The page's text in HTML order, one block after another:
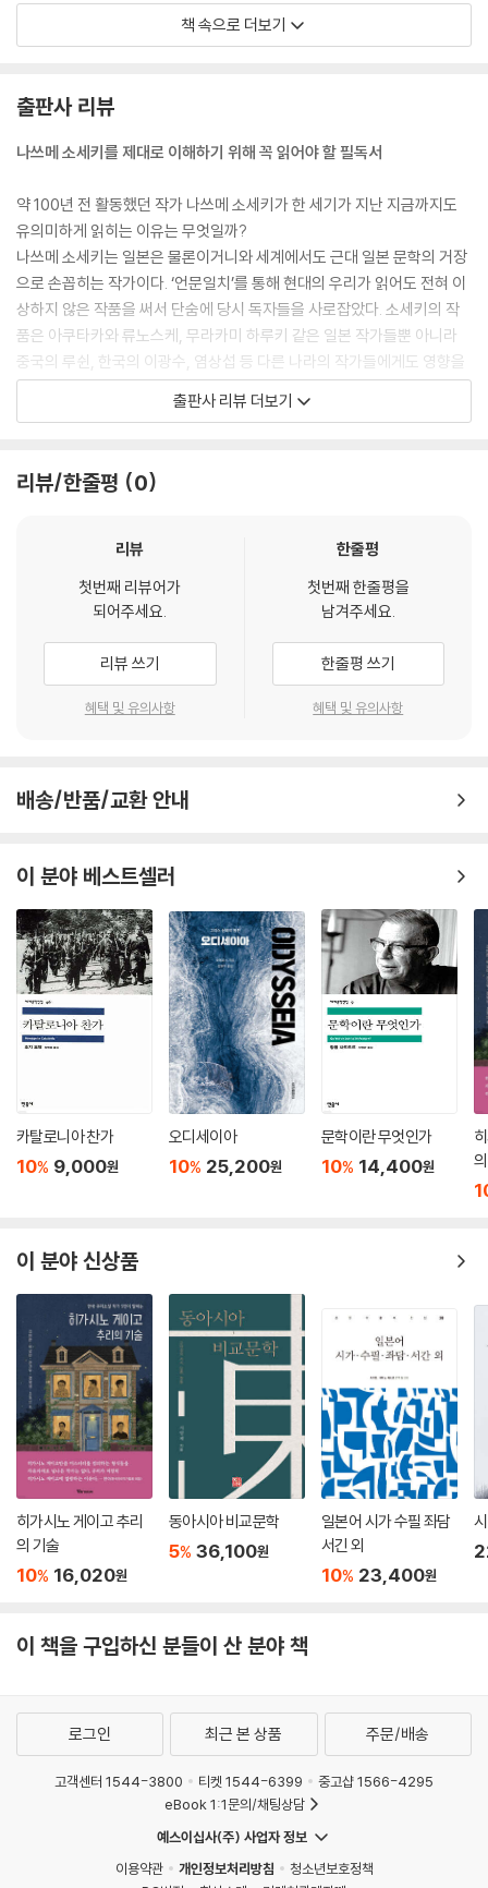
는 지방이나 직업, 계급 같은 소구분으로 나뉘어있다. 구체적인 국가는 대
개 이러한데, 이런 상호관계의 그물눈을 모두 무시하고 인구만 남겨서 생
현재 일본의 사회 상태가 어떤지를 살펴보면 현재 대단한 속도로 변하고
고 있습니다. 한순간도 쉬지 않고 계속 운전하면서 앞으로 나아가고 있습
니다. 때문에, 오늘날의 사회 상태와 20년 전, 30년 전의 사회 상태는 매우
그 분위기가 다릅니다. 다르므로 우리의 내면도 달라지고 있습니다. 이미
내면이 달라지고 있다면 그것을 통일하는 형식이라는 것도 자연히 이와 조
금은 어긋나야 합니다. 만약 그 형식을 약간이라도 변형시키지 않은 채 원
래대로 고정해둔다면, 그 상태로 계속해서 그 형식 안에 끊임없이 변화할
우리 삶의 내용을 억지로 밀어 넣으려고 한다면, 결국 실패할 것임이 뻔히
눈에 보입니다.
본적으로 명확히 하지 않는 한, 스스로가 자신을 구제할 길이 없다는 사실
비로소 인지하게 되었던 것입니다. 제가 지금 말하고 있는 ‘타인 본위’라는
것은, 예컨대 자신이 직접 자신의 술을 마시고 평가하는 것이 아니라 자신
의 술을 대신 마신 다른 사람의 품평을 듣고 설령 그것이 이치에 맞지 않더
라도 그대로 받아들이는, 그야말로 ‘타인 흉내 내기’를 가리킵니다.
저는 이 ‘자기 본위’라는 말을 포착하게 된 후 무척 강해졌습니다. ‘그들은
길잡이가 되어준 것은, 실은 이 ‘자기 본위’라는 네 글자였습니다.
현재의 내 머리를 지배하고 미래의 나의 일에 영향을 끼치는 것은 애석하
편에서 가져다주었던 사상이다. 어느 날 나는 내 서재에 앉아 사방에 꽂혀
있는 책장을 바라보았다. 그 안을 가득 메우고 있는 금박으로 된 이름이 하
나같이 서양어라는 사실을 깨닫고 깜짝 놀란 적이 있다. (중략) 문득 정신
을 차리고 보니 이런 것들은 모두 외국인들이 작성한 사상을 파란색이나
빨간색 표지로 철해 완성시킨 책들에 불과했다. 단순히 그런 것들을 소유
하고 있다는 점에서 약간 부자라는 생각이 들었는데, 알고 보니 그것은 부
모의 유산을 물려받아 부유해진 것이 아니라 남의 집 양자로 들어가 낯선
이에게 얻게 된 재산이었다.
--- p.247
생길 것이다. 일본인은 일시적인 충동으로 모든 풍속을 버린 후, 다시금 내
버렸던 것들을 주워 모으는 중이다. 하이쿠는 버려졌다가 부활했다. 다도
는 배척당했다가 부활했다.
--- p.357
이 사실을 깨닫지 못한 채, 메이지 40년이 유신의 위업을 대성한 시일이라
고 생각해 자신이야말로 공신이든 모범이라고 한다면, 이른바 자만심과 광
기를 겸비한 바보이자 병자일 것이다. 40년이 흐른 오늘까지, 모범이 되어
야 마땅할 자는, 단 한 사람도 없다. 우리는 너희를 모범으로 삼을 정도로
자잘한 인간이 아니다.
--- p.375
공부하고 있습니까? 글은 쓰고 있습니까? 두 사람은 새로운 시대의 작가
니다. 부디 훌륭한 사람이 되어주세요. 하지만 너무 조바심을 낼 필요는 없
습니다. 그저 소처럼 초연하게(넉살 좋게) 나아가는 자세가 중요합니다.
턱대고 외래어에 납작 엎드리는 버릇은 버렸으면 합니다.
--- p.408
책 속으로 더보기
출판사 리뷰
나쓰메 소세키를 제대로 이해하기 위해 꼭 읽어야 할 필독서
약 100년 전 활동했던 작가 나쓰메 소세키가 한 세기가 지난 지금까지도
유의미하게 읽히는 이유는 무엇일까?
나쓰메 소세키는 일본은 물론이거니와 세계에서도 근대 일본 문학의 거장
으로 손꼽히는 작가이다. ‘언문일치’를 통해 현대의 우리가 읽어도 전혀 이
상하지 않은 작품을 써서 단숨에 당시 독자들을 사로잡았다. 소세키의 작
품은 아쿠타카와 류노스케, 무라카미 하루키 같은 일본 작가들뿐 아니라
중국의 루쉰, 한국의 이광수, 염상섭 등 다른 나라의 작가들에게도 영향을
미쳤다.
민 작가가 된 까닭은 그의 작품들뿐 아니라, 『나쓰메 소세키, 문명을 논하
있었기 때문이다. 책 곳곳에 맹목적으로 서양식 근대화를 추종하는 우스꽝
입장 즉 ‘자기 본위’를 강조한다. 서양과 마주하며 ‘개인’을 인식하는 지점
의 발견이라고 볼 수 있다. 이러한 성찰로 인해 그는 일본 문학의 아버지라
는 평가까지 받게 된 것이다.
그렇기에 나쓰메 소세키의 정수를 맛보기 위해서는 그의 소설들뿐 아니라
이 책까지 함께 읽어야 그를 제대로 이해할 수 있다 하겠다.
대 문명에 대한 자아 성찰적 측면을 생각할 수 있다는 데 큰 가치가 있겠다.
이 책은 여전히 서구 지향적으로 모든 기술과 문화가 발달하는 시기에 짧
은 시간에 이뤄낸 근대화를 넘어 우리 사회의 나아갈 길을 고민하는 방향
성을 제시할 것이다.
출판사 리뷰 더보기
리뷰/한줄평 0
리뷰
첫번째 리뷰어가
되어주세요.
리뷰 쓰기
혜택 및 유의사항
한줄평
첫번째 한줄평을
남겨주세요.
한줄평 쓰기
혜택 및 유의사항
배송/반품/교환 안내
이 분야 베스트셀러
카탈로니아 찬가
10% 9,000원
오디세이아
10% 25,200원
문학이란 무엇인가
10% 14,400원
이 분야 신상품
히가시노 게이고 추리
의 기술
10% 16,020원
동아시아 비교문학
5% 36,100원
일본어 시가 수필 좌담
서긴 외
10% 23,400원
이 책을 구입하신 분들이 산 분야 책
로그인 최근 본 상품 주문/배송
고객센터 1544-3800 티켓 1544-6399
중고샵 1566-4295
eBook 1:1문의/채팅상담
예스이십사(주) 사업자 정보
이용약관
개인정보처리방침
청소년보호정책